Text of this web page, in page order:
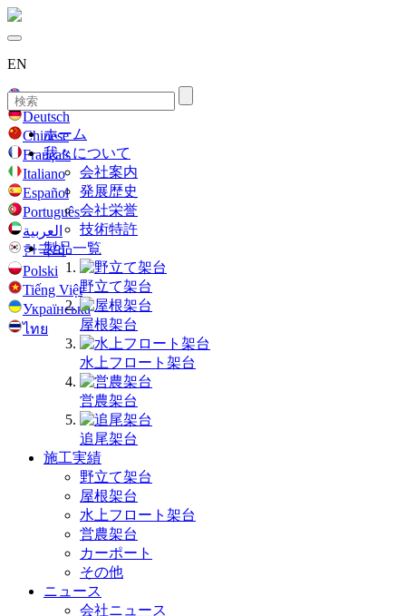
EN
English
Deutsch
Chinese
Français
Italiano
Español
Português
العربية
한국의
Polski
Tiếng Việt
Українська
ไทย
ホーム
我々について
会社案内
発展歴史
会社栄誉
技術特許
製品一覧
野立て架台
屋根架台
水上フロート架台
営農架台
追尾架台
施工実績
野立て架台
屋根架台
水上フロート架台
営農架台
カーポート
その他
ニュース
会社ニュース